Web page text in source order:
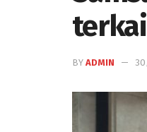
BY ADMIN